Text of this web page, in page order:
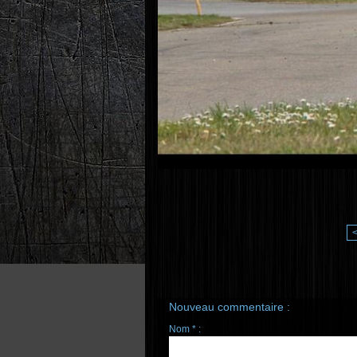
<
Nouveau commentaire :
Nom * :